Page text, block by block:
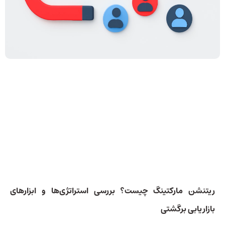
ریتنشن مارکتینگ چیست؟ بررسی استراتژی‌ها و ابزارهای
بازاریابی برگشتی